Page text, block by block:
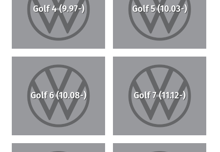
Golf 4 (9.97-) Golf 5 (10.03-)
Golf 6 (10.08-) Golf 7 (11.12-)